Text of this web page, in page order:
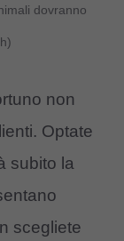
dovranno
non
Optate
subito la
scegliete